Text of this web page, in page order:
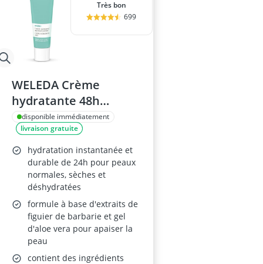
Très bon
699
WELEDA Crème
hydratante 48h
HYDRA+ 30ml
disponible immédiatement
livraison gratuite
hydratation instantanée et
durable de 24h pour peaux
normales, sèches et
déshydratées
formule à base d'extraits de
figuier de barbarie et gel
d'aloe vera pour apaiser la
peau
contient des ingrédients